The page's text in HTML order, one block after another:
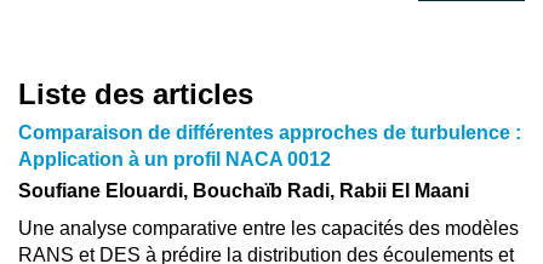
Liste des articles
Comparaison de différentes approches de turbulence :
Application à un profil NACA 0012
Soufiane Elouardi, Bouchaïb Radi, Rabii El Maani
Une analyse comparative entre les capacités des modèles
RANS et DES à prédire la distribution des écoulements et